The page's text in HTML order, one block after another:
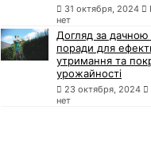
31 октября, 2024
нет
Догляд за дачною
поради для
утримання та
урожайності
23 октября, 2024
нет